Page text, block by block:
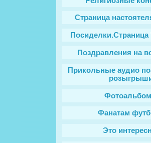
Cтраница
Поздравления на
Прикольные аудио
Фанатам
Это